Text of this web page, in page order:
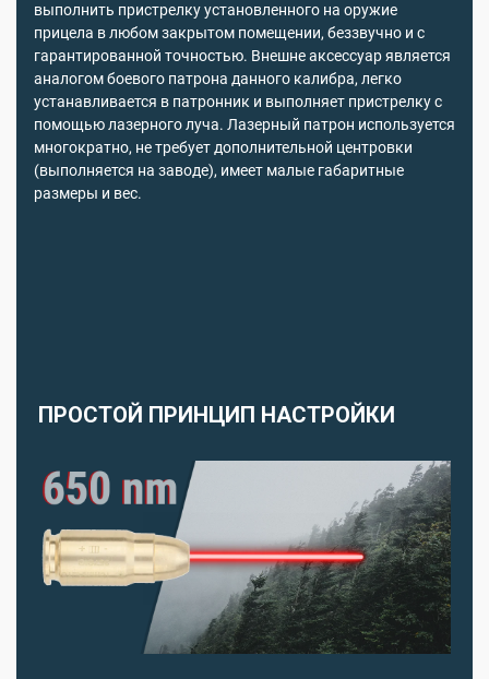
выполнить пристрелку установленного на оружие
прицела в любом закрытом помещении, беззвучно и с
гарантированной точностью. Внешне аксессуар является
аналогом боевого патрона данного калибра, легко
устанавливается в патронник и выполняет пристрелку с
помощью лазерного луча. Лазерный патрон используется
многократно, не требует дополнительной центровки
(выполняется на заводе), имеет малые габаритные
размеры и вес.
ПРОСТОЙ ПРИНЦИП НАСТРОЙКИ